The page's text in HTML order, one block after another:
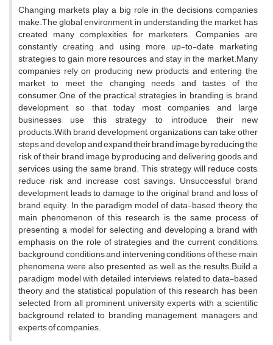
Changing markets play a big role in the decisions companies
make.The global environment, in understanding the market, has
created many complexities for marketers. Companies are
constantly creating and using more up-to-date marketing
strategies to gain more resources and stay in the market.Many
companies rely on producing new products and entering the
market to meet the changing needs and tastes of the
consumer.One of the practical strategies in branding is brand
development, so that today most companies and large
businesses use this strategy to introduce their new
products.With brand development, organizations can take other
steps and develop and expand their brand image by reducing the
risk of their brand image by producing and delivering goods and
services using the same brand. This strategy will reduce costs,
reduce risk and increase cost savings. Unsuccessful brand
development leads to damage to the original brand and loss of
brand equity. In the paradigm model of data-based theory, the
main phenomenon of this research is the same process of
presenting a model for selecting and developing a brand with
emphasis on the role of strategies and the current conditions,
background conditions and intervening conditions of these main
phenomena were also presented, as well as the results.Build a
paradigm model with detailed interviews related to data-based
theory and the statistical population of this research has been
selected from all prominent university experts with a scientific
background related to branding management, managers and
experts of companies.